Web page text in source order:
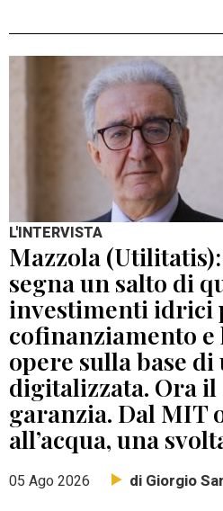
L'INTERVISTA
Mazzola
segna un salto di
investimenti idrici
cofinanziamento e
opere sulla base di
digitalizzata. Ora
garanzia. Dal MIT
all’acqua, una
05 Ago 2026 di Giorgio